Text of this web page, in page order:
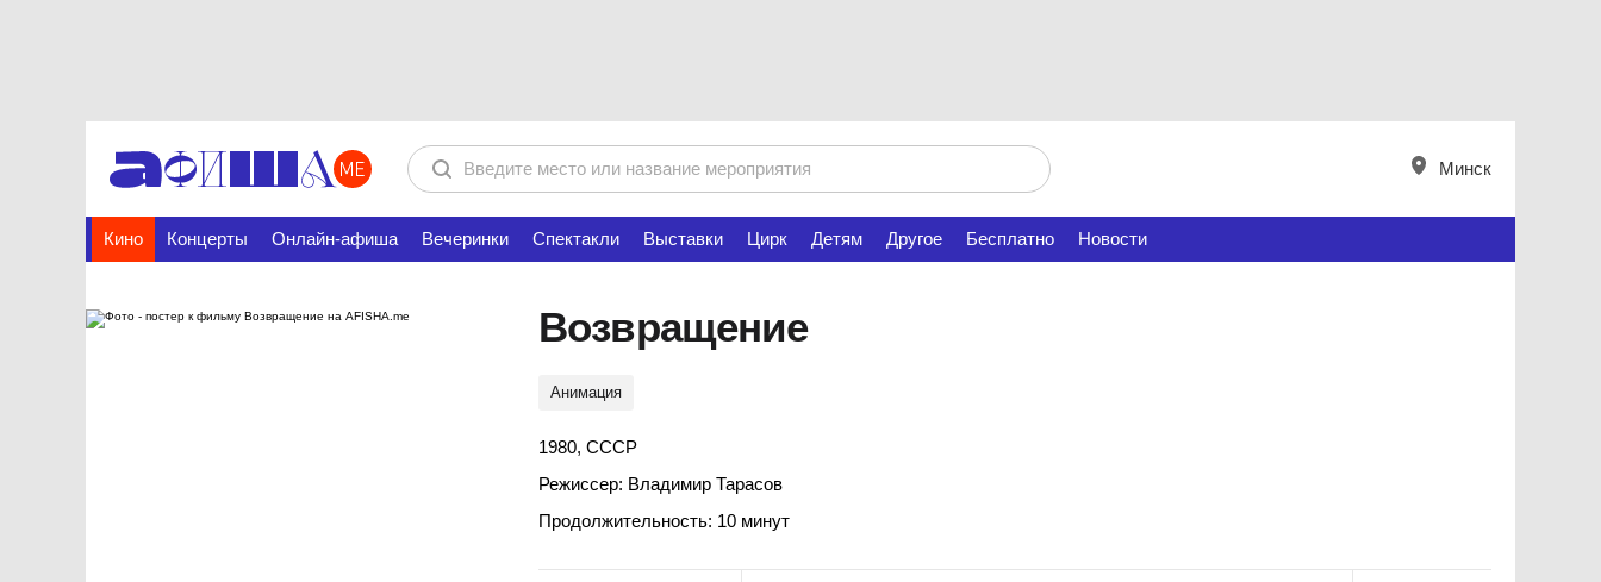
Минск
Кино Концерты Онлайн-афиша Вечеринки Спектакли Выставки Цирк Детям Другое Бесплатно Новости
Возвращение
Анимация
1980, СССР
Режиссер: Владимир Тарасов
Продолжительность: 10 минут